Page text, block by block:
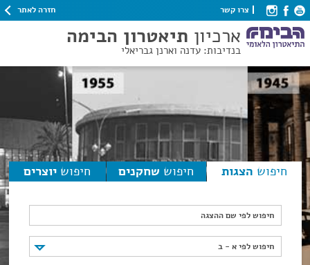
צרו קשר חזרה לאתר
ארכיון תיאטרון הבימה
בנדיבות: עדנה וארנן גבריאלי
חיפוש הצגות חיפוש שחקנים חיפוש יוצרים
חיפוש לפי שם ההצגה
חיפוש לפי א - ב
חיפוש לפי א - ב